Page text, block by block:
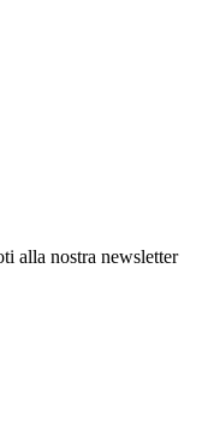
alla nostra newsletter